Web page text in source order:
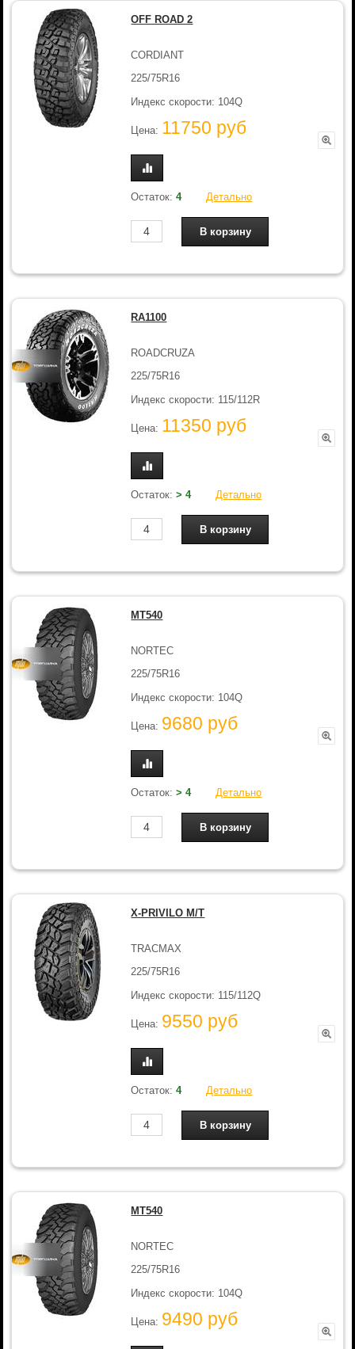
OFF ROAD 2
CORDIANT
225/75R16
Индекс скорости: 104Q
Цена: 11750 руб
Остаток:4 Детально
RA1100
ROADCRUZA
225/75R16
Индекс скорости: 115/112R
Цена: 11350 руб
Остаток:> 4 Детально
MT540
NORTEC
225/75R16
Индекс скорости: 104Q
Цена: 9680 руб
Остаток:> 4 Детально
X-PRIVILO M/T
TRACMAX
225/75R16
Индекс скорости: 115/112Q
Цена: 9550 руб
Остаток:4 Детально
MT540
NORTEC
225/75R16
Индекс скорости: 104Q
Цена: 9490 руб